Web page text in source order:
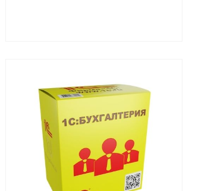
Смотреть проект